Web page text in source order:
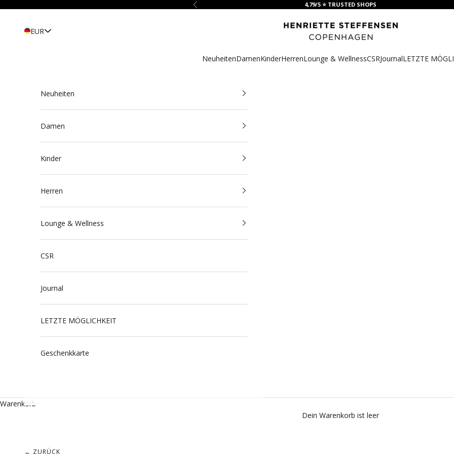
Zurück 4,79/5 ⭐ TRUSTED SHOPS
EUR HSCPH
NeuheitenDamenKinderHerrenLounge & WellnessCSRJournalLETZTE
Neuheiten
Damen
Kinder
Herren
Lounge & Wellness
CSR
Journal
LETZTE MÖGLICHKEIT
Geschenkkarte
Warenkorb
Dein Warenkorb ist leer
← ZURÜCK